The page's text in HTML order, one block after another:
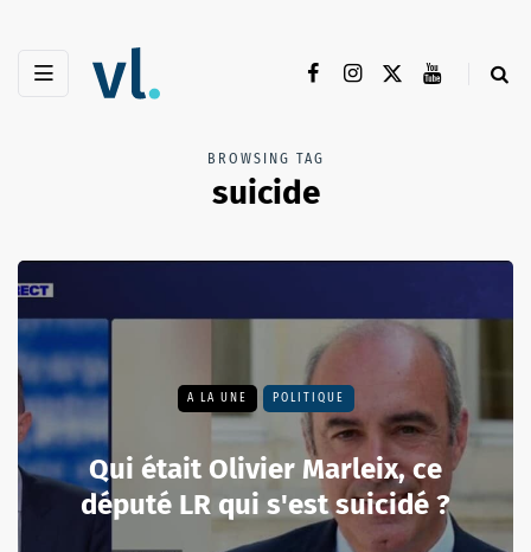
BROWSING TAG
suicide
A LA UNE POLITIQUE
Qui était Olivier Marleix, ce
député LR qui s'est suicidé ?